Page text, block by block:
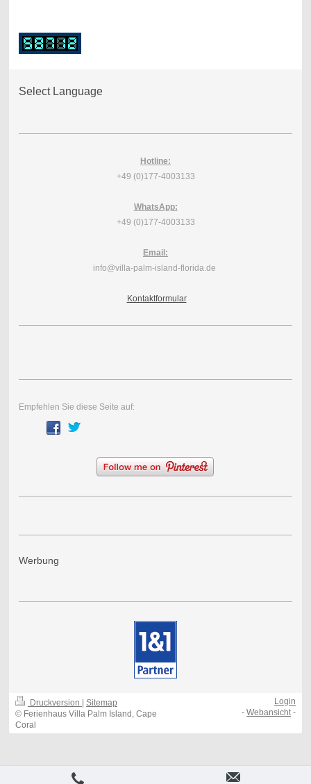
Select Language
Hotline:
+49 (0)177-4003133
WhatsApp:
+49 (0)177-4003133
Email:
info@villa-palm-island-florida.de
Kontaktformular
Empfehlen Sie diese Seite auf:
Werbung
Druckversion
Sitemap
© Ferienhaus Villa Palm Island, Cape
Coral
Login
-Webansicht-